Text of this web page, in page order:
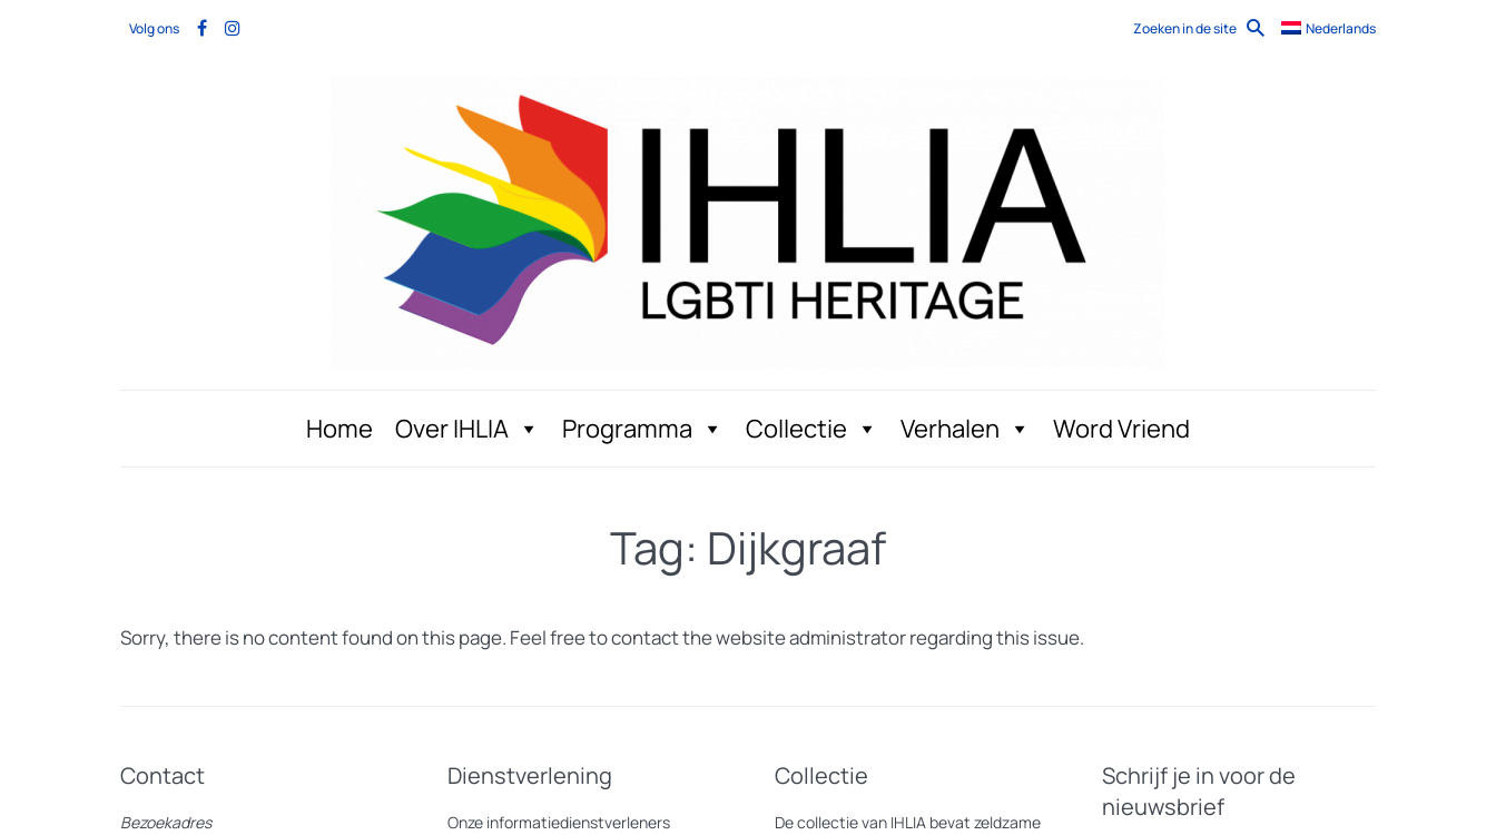
Volg ons Zoeken in de site Nederlands
Home Over IHLIA Programma Collectie Verhalen Word Vriend
Tag: Dijkgraaf
Sorry, there is no content found on this page. Feel free to contact the website administrator regarding this issue.
Contact
Bezoekadres
Dienstverlening
Onze informatiedienstverleners
Collectie
De collectie van IHLIA bevat zeldzame
Schrijf je in voor de
nieuwsbrief